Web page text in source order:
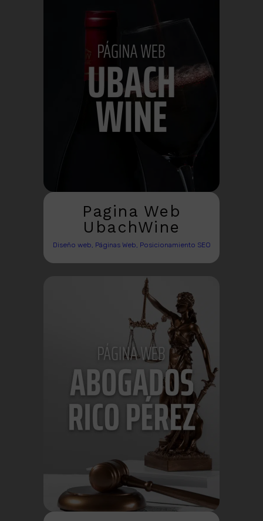
Pagina Web
UbachWine
Diseño web, Páginas Web, Posicionamiento SEO